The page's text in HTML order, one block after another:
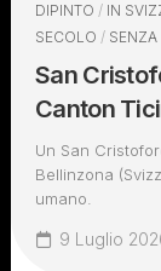
DIPINTO / IN
SECOLO / SENZA
San
Canton
Un San
Bellinzona
umano.
9 Luglio